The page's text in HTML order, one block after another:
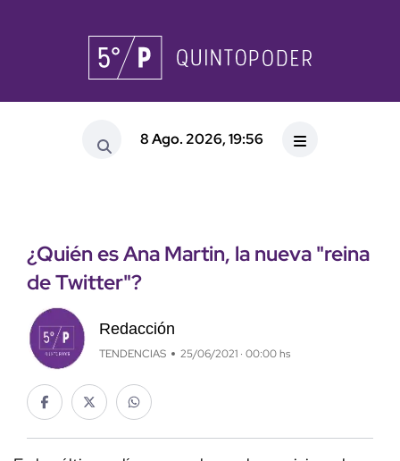
8 Ago. 2026, 19:56
¿Quién es Ana Martin, la nueva "reina
de Twitter"?
Redacción
TENDENCIAS 25/06/2021 · 00:00 hs